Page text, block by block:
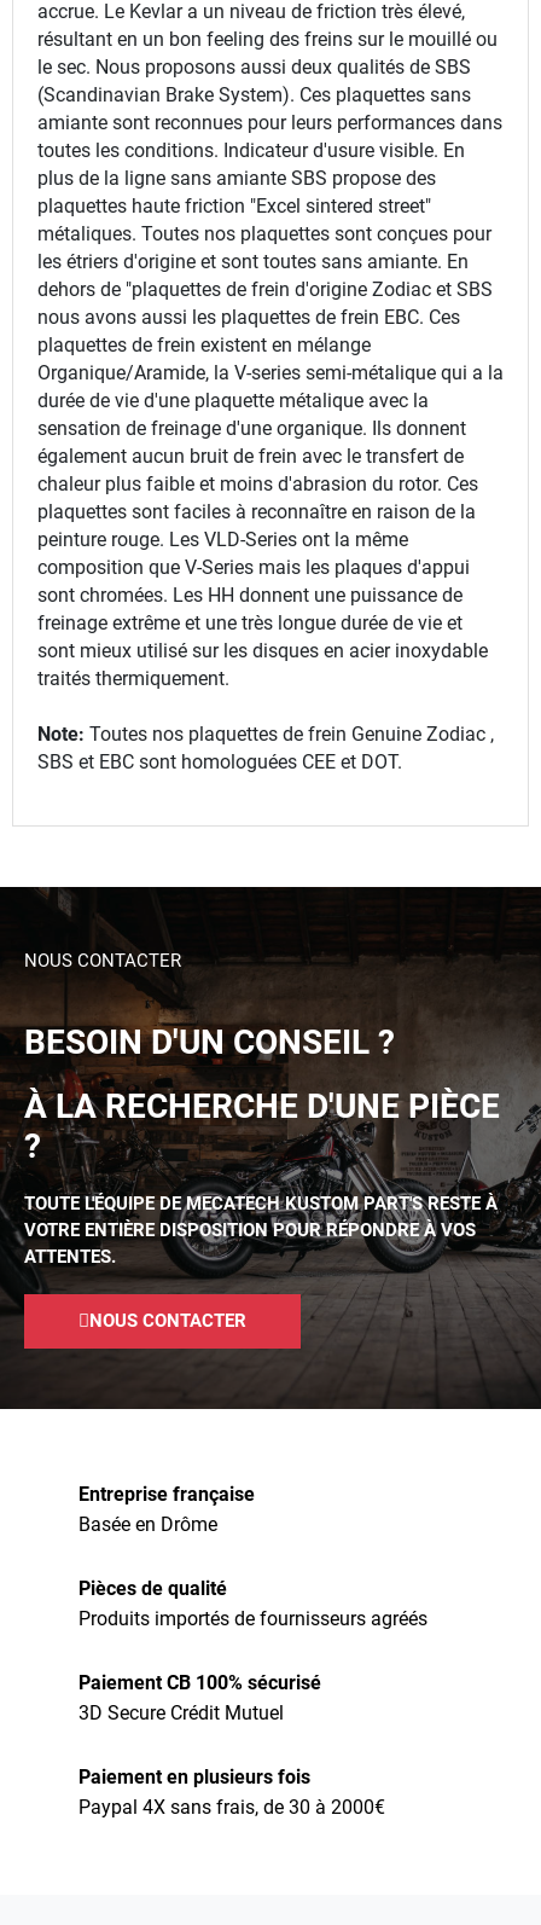
accrue. Le Kevlar a un niveau de friction très élevé,
résultant en un bon feeling des freins sur le mouillé ou
le sec. Nous proposons aussi deux qualités de SBS
(Scandinavian Brake System). Ces plaquettes sans
amiante sont reconnues pour leurs performances dans
toutes les conditions. Indicateur d'usure visible. En
plus de la ligne sans amiante SBS propose des
plaquettes haute friction "Excel sintered street"
métaliques. Toutes nos plaquettes sont conçues pour
les étriers d'origine et sont toutes sans amiante. En
dehors de "plaquettes de frein d'origine Zodiac et SBS
nous avons aussi les plaquettes de frein EBC. Ces
plaquettes de frein existent en mélange
Organique/Aramide, la V-series semi-métalique qui a la
durée de vie d'une plaquette métalique avec la
sensation de freinage d'une organique. Ils donnent
également aucun bruit de frein avec le transfert de
chaleur plus faible et moins d'abrasion du rotor. Ces
plaquettes sont faciles à reconnaître en raison de la
peinture rouge. Les VLD-Series ont la même
composition que V-Series mais les plaques d'appui
sont chromées. Les HH donnent une puissance de
freinage extrême et une très longue durée de vie et
sont mieux utilisé sur les disques en acier inoxydable
traités thermiquement.
Note: Toutes nos plaquettes de frein Genuine Zodiac ,
SBS et EBC sont homologuées CEE et DOT.
NOUS CONTACTER
BESOIN D'UN CONSEIL ?
À LA RECHERCHE D'UNE PIÈCE
?
TOUTE L'ÉQUIPE DE MECATECH KUSTOM PART'S RESTE À
VOTRE ENTIÈRE DISPOSITION POUR RÉPONDRE À VOS
ATTENTES.
NOUS CONTACTER
Entreprise française
Basée en Drôme
Pièces de qualité
Produits importés de fournisseurs agréés
Paiement CB 100% sécurisé
3D Secure Crédit Mutuel
Paiement en plusieurs fois
Paypal 4X sans frais, de 30 à 2000€